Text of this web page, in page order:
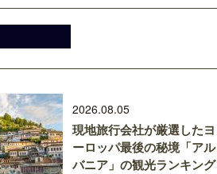
2026.08.05
現地旅行会社が厳選したヨ
ーロッパ最後の秘境「アル
バニア」の観光ランキング